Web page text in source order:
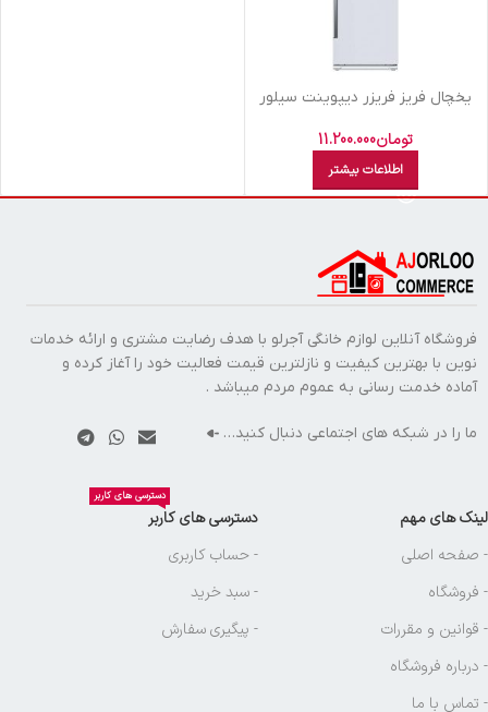
يخچال فريز فريزر ديپوينت سيلور
تومان11.200.000
اطلاعات بیشتر
فروشگاه آنلاین لوازم خانگی آجرلو با هدف رضایت مشتری و ارائه خدمات
نوین با بهترین کیفیت و نازلترین قیمت فعالیت خود را آغاز کرده و
آماده خدمت رسانی به عموم مردم میباشد .
ما را در شبکه های اجتماعی دنبال کنید…
لینک های مهم
- صفحه اصلی
- فروشگاه
- قوانین و مقررات
- درباره فروشگاه
- تماس با ما
دسترسی های کاربر
دسترسی های کاربر
- حساب کاربری
- سبد خرید
- پیگیری سفارش